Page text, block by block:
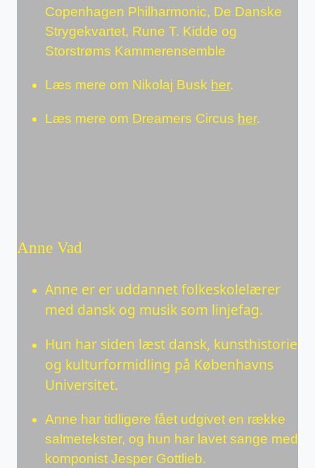
Copenhagen Philharmonic, De Danske
Strygekvartet, Rune T. Kidde og
Storstrøms Kammerensemble
Læs mere om Nikolaj Busk her.
Læs mere om Dreamers Circus her.
Anne Vad
Anne er er uddannet folkeskolelærer
med dansk og musik som linjefag.
Hun har siden læst dansk, kunsthistorie
og kulturformidling på Københavns
Universitet.
Anne har tidligere fået udgivet en række
salmetekster, og hun har lavet sange med
komponist Jesper Gottlieb.